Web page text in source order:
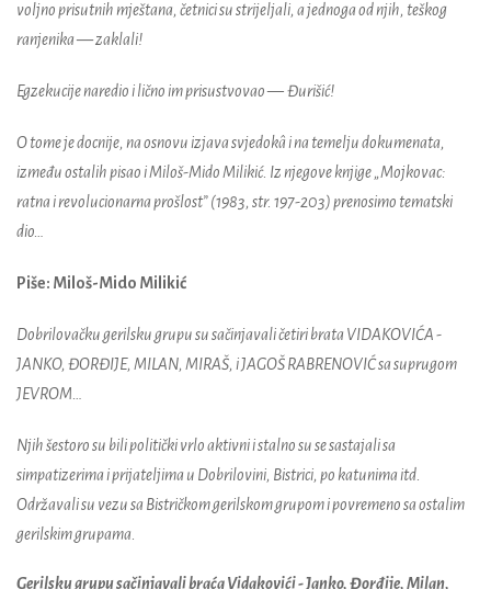
voljno prisutnih mještana, četnici su strijeljali, a jednoga od njih, teškog
ranjenika — zaklali!
Egzekucije naredio i lično im prisustvovao—Đurišić!
O tome je docnije, na osnovu izjava svjedokâ i na temelju dokumenata,
između ostalih pisao i Miloš-Mido Milikić. Iz njegove knjige „Mojkovac:
ratna i revolucionarna prošlost” (1983, str. 197-203) prenosimo tematski
dio…
Piše: Miloš-Mido Milikić
Dobrilovačku gerilsku grupu su sačinjavali četiri brata VIDAKOVIĆA -
JANKO, ĐORĐIJE, MILAN, MIRAŠ, i JAGOŠ RABRENOVIĆ sa suprugom
JEVROM…
Njih šestoro su bili politički vrlo aktivni i stalno su se sastajali sa
simpatizerima i prijateljima u Dobrilovini, Bistrici, po katunima itd.
Održavali su vezu sa Bistričkom gerilskom grupom i povremeno sa ostalim
gerilskim grupama.
Gerilsku grupu sačinjavali braća Vidakovići - Janko, Đorđije, Milan,